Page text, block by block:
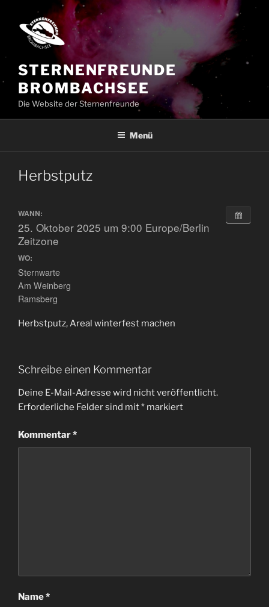
Inhalt
springen
STERNENFREUNDE
BROMBACHSEE
Die Website der Sternenfreunde
Menü
Herbstputz
WANN:
25. Oktober 2025 um 9:00 Europe/Berlin
Zeitzone
WO:
Sternwarte
Am Weinberg
Ramsberg
Herbstputz, Areal winterfest machen
Schreibe einen Kommentar
Deine E-Mail-Adresse wird nicht veröffentlicht.
Erforderliche Felder sind mit* markiert
Kommentar*
Name*